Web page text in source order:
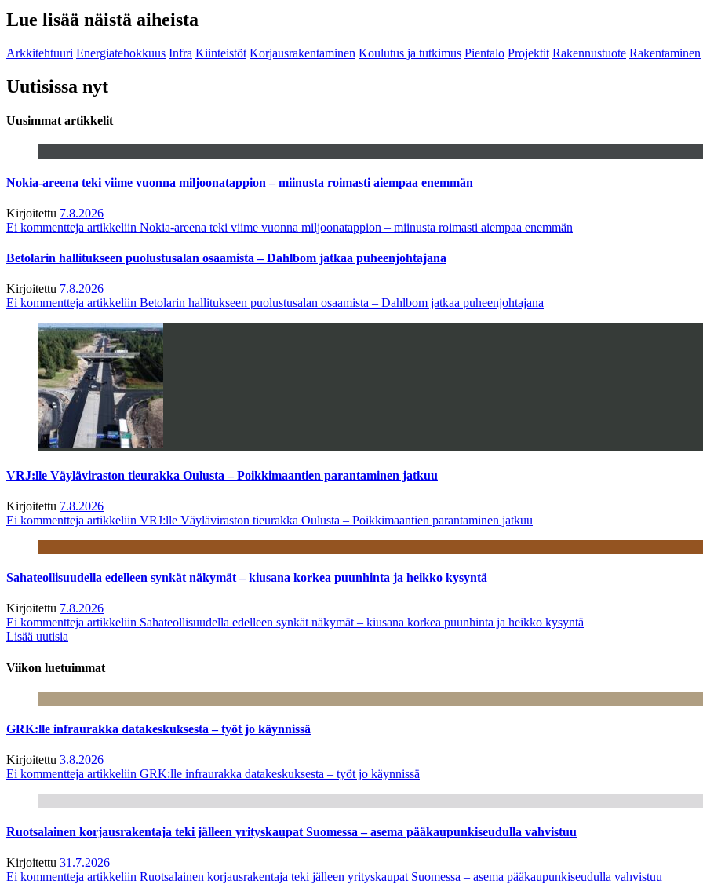
Lue lisää näistä aiheista
Arkkitehtuuri Energiatehokkuus Infra Kiinteistöt Korjausrakentaminen Koulutus ja tutkimus Pientalo Projektit Rakennustuote Rakentaminen
Uutisissa nyt
Uusimmat artikkelit
Nokia-areena teki viime vuonna miljoonatappion – miinusta roimasti aiempaa enemmän
Kirjoitettu 7.8.2026
Ei kommentteja artikkeliin Nokia-areena teki viime vuonna miljoonatappion – miinusta roimasti aiempaa enemmän
Betolarin hallitukseen puolustusalan osaamista – Dahlbom jatkaa puheenjohtajana
Kirjoitettu 7.8.2026
Ei kommentteja artikkeliin Betolarin hallitukseen puolustusalan osaamista – Dahlbom jatkaa puheenjohtajana
VRJ:lle Väyläviraston tieurakka Oulusta – Poikkimaantien parantaminen jatkuu
Kirjoitettu 7.8.2026
Ei kommentteja artikkeliin VRJ:lle Väyläviraston tieurakka Oulusta – Poikkimaantien parantaminen jatkuu
Sahateollisuudella edelleen synkät näkymät – kiusana korkea puunhinta ja heikko kysyntä
Kirjoitettu 7.8.2026
Ei kommentteja artikkeliin Sahateollisuudella edelleen synkät näkymät – kiusana korkea puunhinta ja heikko kysyntä
Lisää uutisia
Viikon luetuimmat
GRK:lle infraurakka datakeskuksesta – työt jo käynnissä
Kirjoitettu 3.8.2026
Ei kommentteja artikkeliin GRK:lle infraurakka datakeskuksesta – työt jo käynnissä
Ruotsalainen korjausrakentaja teki jälleen yrityskaupat Suomessa – asema pääkaupunkiseudulla vahvistuu
Kirjoitettu 31.7.2026
Ei kommentteja artikkeliin Ruotsalainen korjausrakentaja teki jälleen yrityskaupat Suomessa – asema pääkaupunkiseudulla vahvistuu